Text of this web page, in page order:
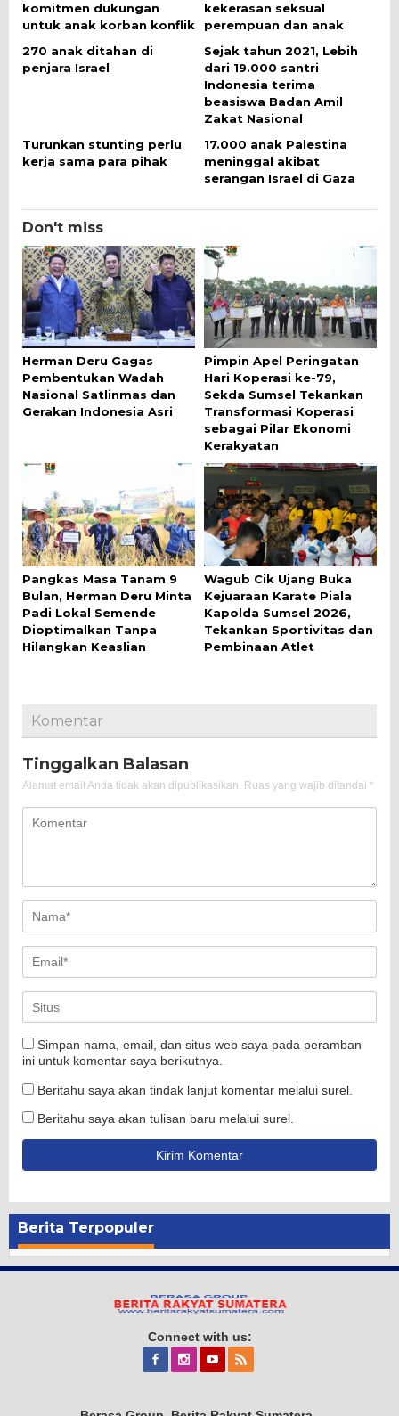
komitmen dukungan
untuk anak korban konflik
kekerasan seksual
perempuan dan anak
270 anak ditahan di
penjara Israel
Sejak tahun 2021, Lebih
dari 19.000 santri
Indonesia terima
beasiswa Badan Amil
Zakat Nasional
Turunkan stunting perlu
kerja sama para pihak
17.000 anak Palestina
meninggal akibat
serangan Israel di Gaza
Don't miss
Herman Deru Gagas
Pembentukan Wadah
Nasional Satlinmas dan
Gerakan Indonesia Asri
Pimpin Apel Peringatan
Hari Koperasi ke-79,
Sekda Sumsel Tekankan
Transformasi Koperasi
sebagai Pilar Ekonomi
Kerakyatan
Pangkas Masa Tanam 9
Bulan, Herman Deru Minta
Padi Lokal Semende
Dioptimalkan Tanpa
Hilangkan Keaslian
Wagub Cik Ujang Buka
Kejuaraan Karate Piala
Kapolda Sumsel 2026,
Tekankan Sportivitas dan
Pembinaan Atlet
Komentar
Tinggalkan Balasan
Alamat email Anda tidak akan dipublikasikan. Ruas yang wajib ditandai *
Simpan nama, email, dan situs web saya pada peramban
ini untuk komentar saya berikutnya.
Beritahu saya akan tindak lanjut komentar melalui surel.
Beritahu saya akan tulisan baru melalui surel.
Berita Terpopuler
Connect with us: